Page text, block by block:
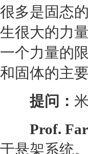
很多是固态
生很大的力
一个力量的
和固体的主要
提问：
Prof.
于悬架系统